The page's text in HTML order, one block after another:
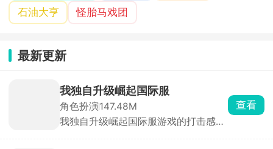
石油大亨
怪胎马戏团
最新更新
我独自升级崛起国际服
角色扮演147.48M
我独自升级崛起国际服游戏的打击感非
查看